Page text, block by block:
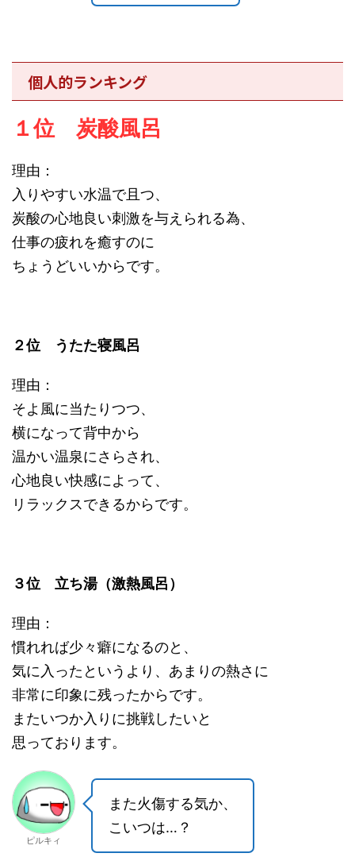
個人的ランキング
１位 炭酸風呂
理由：
入りやすい水温で且つ、
炭酸の心地良い刺激を与えられる為、
仕事の疲れを癒すのに
ちょうどいいからです。
２位 うたた寝風呂
理由：
そよ風に当たりつつ、
横になって背中から
温かい温泉にさらされ、
心地良い快感によって、
リラックスできるからです。
３位 立ち湯（激熱風呂）
理由：
慣れれば少々癖になるのと、
気に入ったというより、あまりの熱さに
非常に印象に残ったからです。
またいつか入りに挑戦したいと
思っております。
ピルキィ
また火傷する気か、
こいつは…？